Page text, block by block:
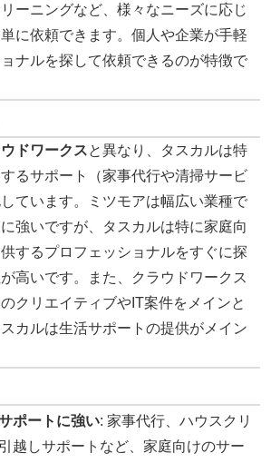
ーニングなど、様々なニーズに応じ
に依頼できます。個人や企業が手軽
ナルを探して依頼できるのが特徴で
ドワークスと異なり、タスカルは特
るサポート（家事代行や清掃サービ
ています。ミツモアは幅広い業種で
強いですが、タスカルは特に家庭向
するプロフェッショナルをすぐに探
高いです。また、クラウドワークス
クリエイティブやIT案件をメインと
カルは生活サポートの提供がメイン
ポートに強い: 家事代行、ハウスクリ
越しサポートなど、家庭向けのサー